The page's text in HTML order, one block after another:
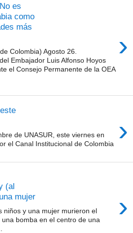
es
como
más
›
Colombia) Agosto 26.
Embajador Luis Alfonso Hoyos
el Consejo Permanente de la OEA
›
de UNASUR, este viernes en
el Canal Institucional de Colombia
(al
mujer
›
niños y una mujer murieron el
bomba en el centro de una